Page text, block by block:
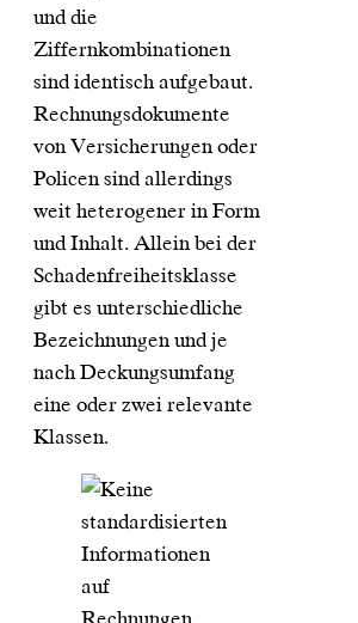
und die
Ziffernkombinationen
sind identisch aufgebaut.
Rechnungsdokumente
von Versicherungen oder
Policen sind allerdings
weit heterogener in Form
und Inhalt. Allein bei der
Schadenfreiheitsklasse
gibt es unterschiedliche
Bezeichnungen und je
nach Deckungsumfang
eine oder zwei relevante
Klassen.